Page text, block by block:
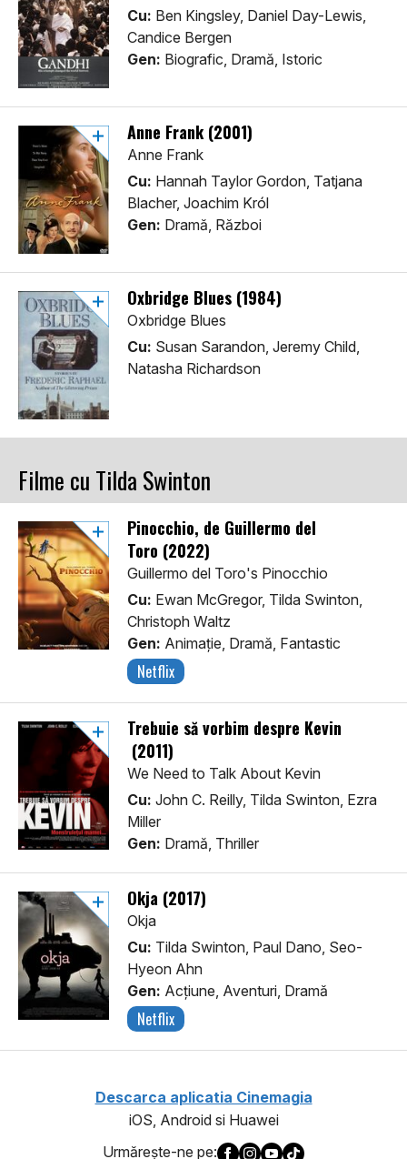
Cu: Ben Kingsley, Daniel Day-Lewis,
Candice Bergen
Gen: Biografic, Dramă, Istoric
Anne Frank (2001)
Anne Frank
Cu: Hannah Taylor Gordon, Tatjana
Blacher, Joachim Król
Gen: Dramă, Război
Oxbridge Blues (1984)
Oxbridge Blues
Cu: Susan Sarandon, Jeremy Child,
Natasha Richardson
Filme cu Tilda Swinton
Pinocchio, de Guillermo del
Toro (2022)
Guillermo del Toro's Pinocchio
Cu: Ewan McGregor, Tilda Swinton,
Christoph Waltz
Gen: Animaţie, Dramă, Fantastic
Netflix
Trebuie să vorbim despre Kevin
(2011)
We Need to Talk About Kevin
Cu: John C. Reilly, Tilda Swinton, Ezra
Miller
Gen: Dramă, Thriller
Okja (2017)
Okja
Cu: Tilda Swinton, Paul Dano, Seo-
Hyeon Ahn
Gen: Acţiune, Aventuri, Dramă
Netflix
Descarca aplicatia Cinemagia
iOS, Android si Huawei
Urmăreşte-ne pe: